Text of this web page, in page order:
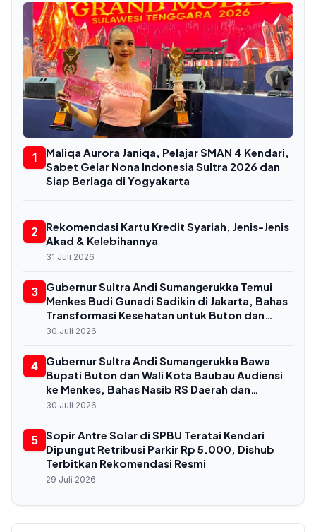
1
Maliqa Aurora Janiqa, Pelajar SMAN 4 Kendari,
Sabet Gelar Nona Indonesia Sultra 2026 dan
Siap Berlaga di Yogyakarta
2
Rekomendasi Kartu Kredit Syariah, Jenis-Jenis
Akad & Kelebihannya
31 Juli 2026
3
Gubernur Sultra Andi Sumangerukka Temui
Menkes Budi Gunadi Sadikin di Jakarta, Bahas
Transformasi Kesehatan untuk Buton dan
Baubau
30 Juli 2026
4
Gubernur Sultra Andi Sumangerukka Bawa
Bupati Buton dan Wali Kota Baubau Audiensi
ke Menkes, Bahas Nasib RS Daerah dan
Kekurangan Dokter
30 Juli 2026
5 Sopir Antre Solar di SPBU Teratai Kendari
Dipungut Retribusi Parkir Rp 5.000, Dishub
Terbitkan Rekomendasi Resmi
29 Juli 2026